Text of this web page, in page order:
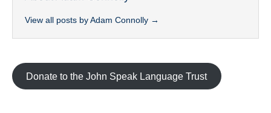
View all posts by Adam Connolly →
Donate to the John Speak Language Trust